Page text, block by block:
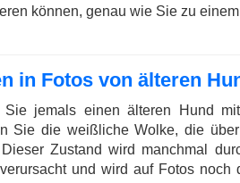
können, genau wie Sie zu
in Fotos von älteren
Sie jemals einen älteren Hund
Sie die weißliche Wolke, die
Dieser Zustand wird manchmal
und wird auf Fotos noch